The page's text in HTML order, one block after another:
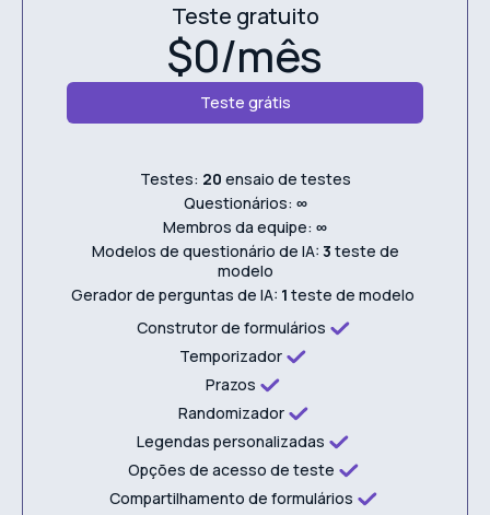
Teste gratuito
$0/mês
Teste grátis
Testes: 20 ensaio de testes
Questionários: ∞
Membros da equipe: ∞
Modelos de questionário de IA: 3 teste de
modelo
Gerador de perguntas de IA: 1teste de modelo
Construtor de formulários
Temporizador
Prazos
Randomizador
Legendas personalizadas
Opções de acesso de teste
Compartilhamento de formulários